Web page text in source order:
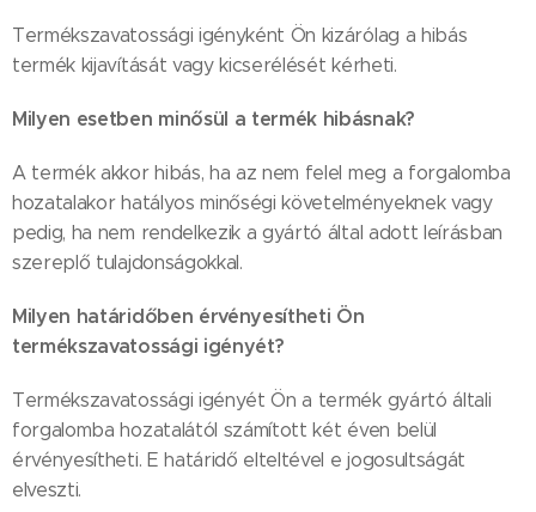
Termékszavatossági igényként Ön kizárólag a hibás
termék kijavítását vagy kicserélését kérheti.
Milyen esetben minősül a termék hibásnak?
A termék akkor hibás, ha az nem felel meg a forgalomba
hozatalakor hatályos minőségi követelményeknek vagy
pedig, ha nem rendelkezik a gyártó által adott leírásban
szereplő tulajdonságokkal.
Milyen határidőben érvényesítheti Ön
termékszavatossági igényét?
Termékszavatossági igényét Ön a termék gyártó általi
forgalomba hozatalától számított két éven belül
érvényesítheti. E határidő elteltével e jogosultságát
elveszti.